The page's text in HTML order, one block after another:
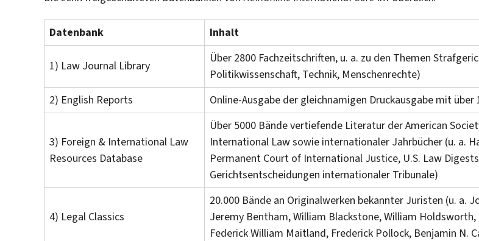
Datenbank Inhalt
1) Law Journal Library
Über 2800 Fachzeitschriften, u. a. zu den Themen
Politikwissenschaft, Technik, Menschenrechte)
2) English Reports
Online-Ausgabe der gleichnamigen Druckausgabe mit über
3) Foreign & International Law
Resources Database
Über 5000 Bände vertiefende Literatur der American
International Law sowie internationaler Jahrbücher (u. a.
Permanent Court of International Justice, U.S. Law
Gerichtsentscheidungen internationaler Tribunale)
4) Legal Classics
20.000 Bände an Originalwerken bekannter Juristen (u. a.
Jeremy Bentham, William Blackstone, William Holdsworth,
Federick William Maitland, Frederick Pollock, Benjamin N.